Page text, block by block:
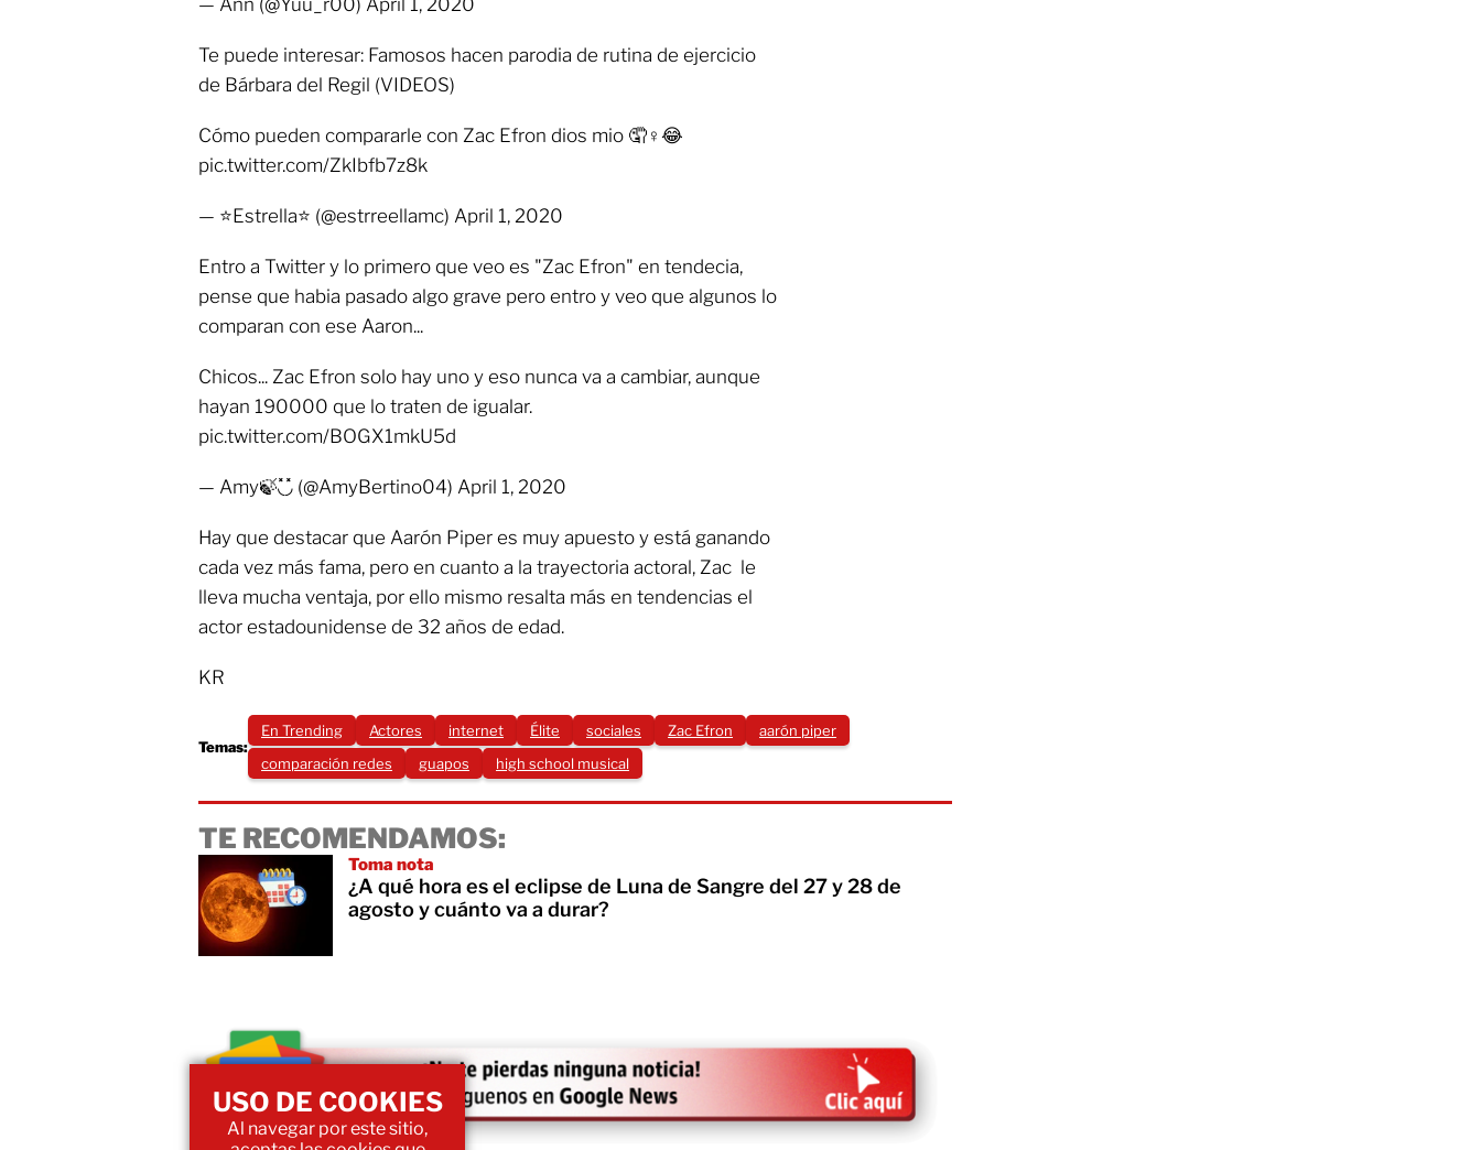
— Ann (@Yuu_r00) April 1, 2020
Te puede interesar: Famosos hacen parodia de rutina de ejercicio
de Bárbara del Regil (VIDEOS)
Cómo pueden compararle con Zac Efron dios mio 🤦♀😂
pic.twitter.com/ZkIbfb7z8k
— ⭐Estrella⭐ (@estrreellamc) April 1, 2020
Entro a Twitter y lo primero que veo es "Zac Efron" en tendecia,
pense que habia pasado algo grave pero entro y veo que algunos lo
comparan con ese Aaron...
Chicos... Zac Efron solo hay uno y eso nunca va a cambiar, aunque
hayan 190000 que lo traten de igualar.
pic.twitter.com/BOGX1mkU5d
— Amy🍃◟̽◞̽ (@AmyBertino04) April 1, 2020
Hay que destacar que Aarón Piper es muy apuesto y está ganando
cada vez más fama, pero en cuanto a la trayectoria actoral, Zac le
lleva mucha ventaja, por ello mismo resalta más en tendencias el
actor estadounidense de 32 años de edad.
KR
Temas:
En Trending Actores internet Élite sociales Zac Efron
aarón piper
comparación redes
guapos high school musical
TE RECOMENDAMOS:
Toma nota
¿A qué hora es el eclipse de Luna de Sangre del 27 y 28 de
agosto y cuánto va a durar?
USO DE COOKIES
Al navegar por este sitio,